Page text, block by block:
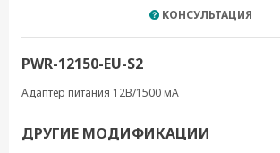
КОНСУЛЬТАЦИЯ
PWR-12150-EU-S2
Адаптер питания 12В/1500 мА
ДРУГИЕ МОДИФИКАЦИИ